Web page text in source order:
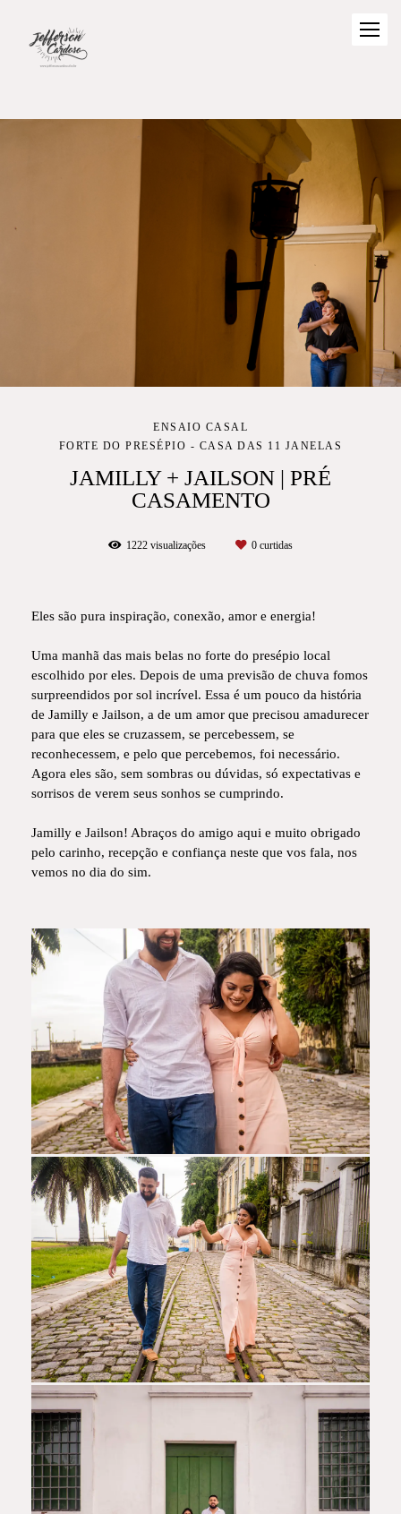
ENSAIO CASAL
FORTE DO PRESÉPIO - CASA DAS 11 JANELAS
JAMILLY + JAILSON | PRÉ
CASAMENTO
1222 visualizações 0 curtidas
Eles são pura inspiração, conexão, amor e energia!
Uma manhã das mais belas no forte do presépio local
escolhido por eles. Depois de uma previsão de chuva fomos
surpreendidos por sol incrível. Essa é um pouco da história
de Jamilly e Jailson, a de um amor que precisou amadurecer
para que eles se cruzassem, se percebessem, se
reconhecessem, e pelo que percebemos, foi necessário.
Agora eles são, sem sombras ou dúvidas, só expectativas e
sorrisos de verem seus sonhos se cumprindo.
Jamilly e Jailson! Abraços do amigo aqui e muito obrigado
pelo carinho, recepção e confiança neste que vos fala, nos
vemos no dia do sim.